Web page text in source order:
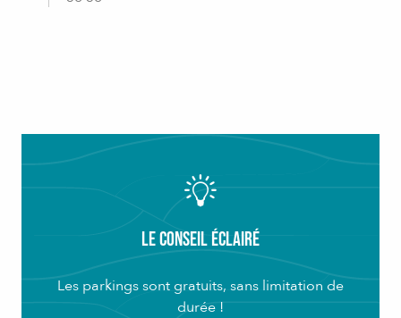
Le Conseil éclairé
Les parkings sont gratuits, sans limitation de
durée !